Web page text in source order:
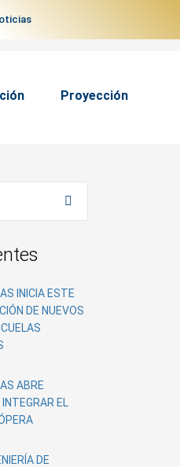
Proyección
INICIA ESTE
DE NUEVOS
ABRE
EL
DE